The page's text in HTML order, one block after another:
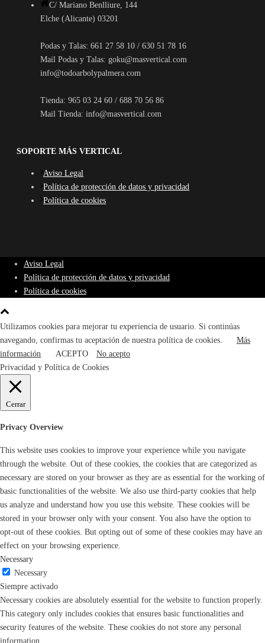
C/ Mariano Benlliure, 144
Elche (Alicante) 03201
Podas y Talas: 661 27 58 10 / 630 51 78 16
Mail Podas y Talas: goku@masvertical.com
info@todoarbolypalmera.com
Tienda: 965 03 24 60 / 688 70 56 86
Mail Tienda: info@masvertical.com
SOPORTE MÁS VERTICAL
Aviso Legal
Política de protección de datos y privacidad
Política de cookies
Aviso Legal
Política de protección de datos y privacidad
Política de cookies
Utilizamos cookies para mejorar tu experiencia de usuario. Si continúas
navegando, confirmas tu aceptación de nuestra política de cookies.
Más
información
ACEPTO
No acepto
Privacidad y Política de Cookies
Cerrar
Privacy Overview
This website uses cookies to improve your experience while you navigate
through the website. Out of these cookies, the cookies that are categorized as
necessary are stored on your browser as they are as essential for the working of
basic functionalities of the website. We also use third-party cookies that help
us analyze and understand how you use this website. These cookies will be
stored in your browser only with your consent. You also have the option to
opt-out of these cookies. But opting out of some of these cookies may have an
effect on your browsing experience.
Necessary
Necessary
Siempre activado
Necessary cookies are absolutely essential for the website to function properly.
This category only includes cookies that ensures basic functionalities and
security features of the website. These cookies do not store any personal
information.